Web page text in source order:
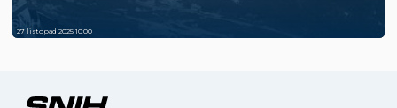
27 listopad 2025 10:00